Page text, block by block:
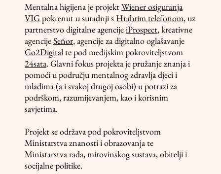
Mentalna higijena je projektWiener osiguranja
VIGpokrenut u suradnji s Hrabrim telefonom, uz
partnerstvo digitalne agencijeiProspect, kreativne
agencijeSeñor, agencije za digitalno oglašavanje
Go2Digitalte pod medijskim pokroviteljstvom
24sata. Glavni fokus projekta je pružanje znanja i
pomoći u području mentalnog zdravlja djeci i
mladima (a i svakoj drugoj osobi) u potrazi za
podrškom, razumijevanjem, kao i korisnim
savjetima.
Projekt se održava pod pokroviteljstvom
Ministarstva znanosti i obrazovanja te
Ministarstva rada, mirovinskog sustava, obitelji i
socijalne politike.